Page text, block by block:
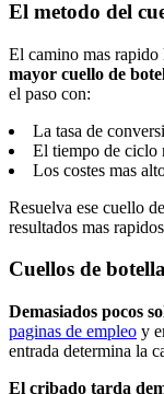
El metodo del
El camino mas rapido
mayor cuello de
el paso con:
La tasa de
El tiempo de ciclo
Los costes mas
Resuelva ese cuello
resultados mas
Cuellos de
Demasiados pocos
paginas de empleo y
entrada determina la
El cribado tarda